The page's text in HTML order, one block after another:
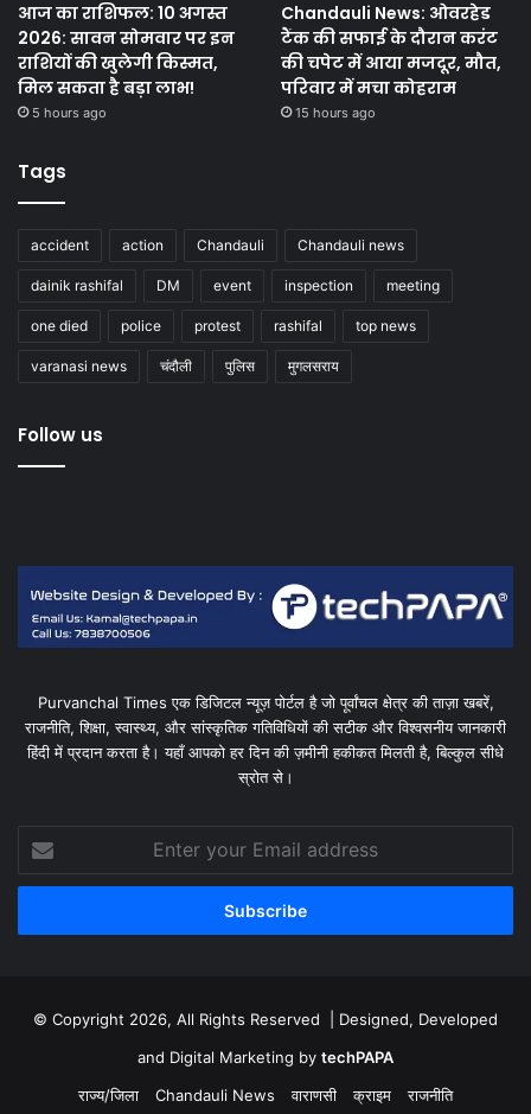
आज का राशिफल: 10 अगस्त
2026: सावन सोमवार पर इन
राशियों की खुलेगी किस्मत,
मिल सकता है बड़ा लाभ!
5 hours ago
Chandauli News: ओवरहेड
टैंक की सफाई के दौरान करंट
की चपेट में आया मजदूर, मौत,
परिवार में मचा कोहराम
15 hours ago
Tags
accident action Chandauli Chandauli news
dainik rashifal DM event inspection meeting
one died police protest rashifal top news
varanasi news चंदौली पुलिस मुगलसराय
Follow us
Purvanchal Times एक डिजिटल न्यूज़ पोर्टल है जो पूर्वांचल क्षेत्र की ताज़ा खबरें,
राजनीति, शिक्षा, स्वास्थ्य, और सांस्कृतिक गतिविधियों की सटीक और विश्वसनीय जानकारी
हिंदी में प्रदान करता है। यहाँ आपको हर दिन की ज़मीनी हकीकत मिलती है, बिल्कुल सीधे
स्रोत से।
your
Email
© Copyright 2026, All Rights Reserved | Designed, Developed
and Digital Marketing by techPAPA
राज्य/जिला
Chandauli News वाराणसी क्राइम राजनीति